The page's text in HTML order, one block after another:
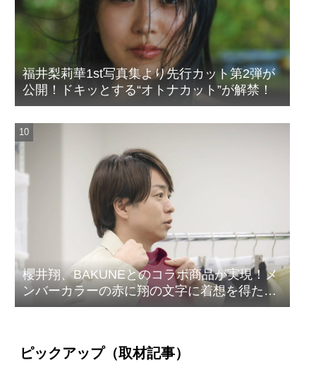
福井梨莉華1st写真集より先行カット第2弾が
公開！ドキッとする“オトナカット”が解禁！
櫻井翔、BAKUNEとのコラボ商品が実現！メ
ンバーカラーの赤に翔の文字に着想を得たデ
ザイン
ピックアップ（取材記事）